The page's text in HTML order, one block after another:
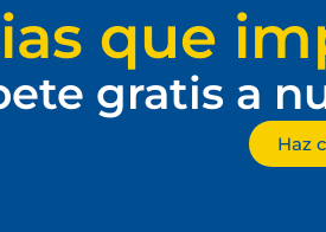
que
gratis a
Haz